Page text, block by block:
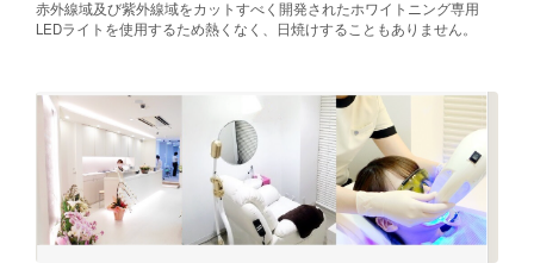
赤外線域及び紫外線域をカットすべく開発されたホワイトニング専用
LEDライトを使用するため熱くなく、日焼けすることもありません。